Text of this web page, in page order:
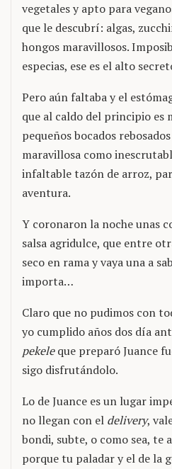
vegetales y apto para
que le descubrí: algas,
hongos maravillosos.
especias, ese es el alto
Pero aún faltaba y el
que al caldo del principio es
pequeños bocados
maravillosa como
infaltable tazón de arroz,
aventura.
Y coronaron la noche unas
salsa agridulce, que entre
seco en rama y vaya una a
importa…
Claro que no pudimos con
yo cumplido años dos día
pekeleque preparó Juance
sigo disfrutándolo.
Lo de Juance es un lugar
no llegan con el delivery,
bondi, subte, o como sea, te
porque tu paladar y el de la